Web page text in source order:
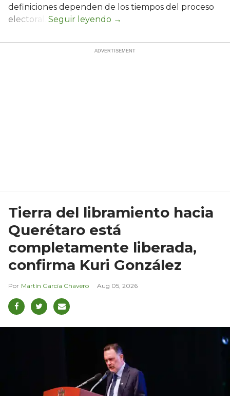
definiciones dependen de los tiempos del proceso
electoral.
Tierra del libramiento hacia
Querétaro está
completamente liberada,
confirma Kuri González
Martín García Chavero Aug 05, 2026